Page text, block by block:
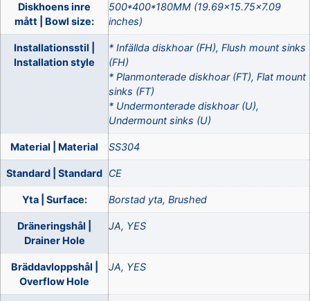
Diskhoens inre
mått | Bowl size:
500*400*180MM (19.69×15.75×7.09
inches)
Installationsstil |
Installation style
* Infällda diskhoar (FH), Flush mount sinks
(FH)
* Planmonterade diskhoar (FT), Flat mount
sinks (FT)
* Undermonterade diskhoar (U),
Undermount sinks (U)
Material | Material SS304
Standard | Standard CE
Yta | Surface: Borstad yta, Brushed
Dräneringshål |
Drainer Hole
JA, YES
Bräddavloppshål |
Overflow Hole
JA, YES